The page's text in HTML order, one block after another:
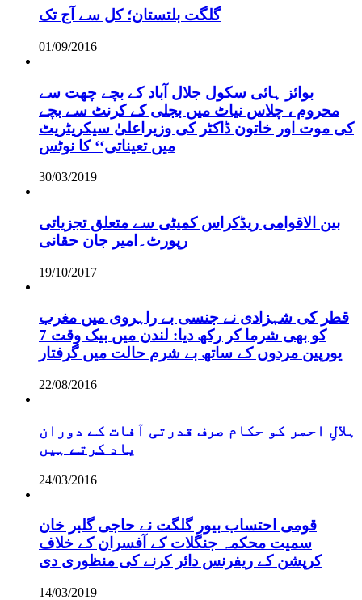
گلگت بلتستان؛ کل سے آج تک
01/09/2016
بوائز ہائی سکول جلال آباد کے بچے چھت سے
محروم ، چلاس نیاٹ میں بجلی کے کرنٹ سے بچے
کی موت اور خاتون ڈاکٹر کی وزیراعلیٰ سیکریٹریٹ
میں تعیناتی‘‘ کا نوٹس
30/03/2019
بین الاقوامی ریڈکراس کمیٹی سے متعلق تجزیاتی
رپورٹ۔امیر جان حقانی
19/10/2017
قطر کی شہزادی نے جنسی بے راہروی میں مغرب
کو بھی شرما کر رکھ دیا: لندن میں بیک وقت 7
یورپین مردوں کے ساتھ بے شرم حالت میں گرفتار
22/08/2016
ہلالِ احمر کو حکام صرف قدرتی آفات کے دوران
یاد کرتے ہیں
24/03/2016
قومی احتساب بیور گلگت نے حاجی گلبر خان
سمیت محکمہ جنگلات کے آفسران کے خلاف
کرپشن کے ریفرنس دائر کرنے کی منظوری دی
14/03/2019